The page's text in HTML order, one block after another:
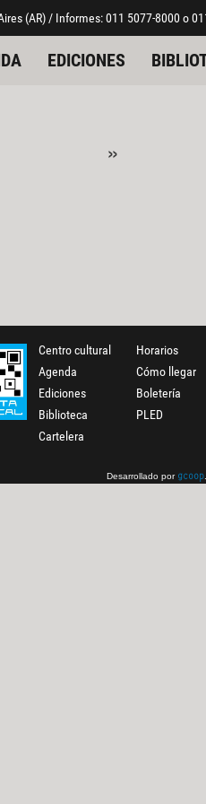
(AR) / Informes: 011 5077-8000 o
EDICIONES
»
Centro cultural
Agenda
Ediciones
Biblioteca
Cartelera
Horarios
Cómo llegar
Boletería
PLED
Desarrollado por gcoop